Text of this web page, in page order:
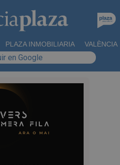
PLAZA INMOBILIARIA VALÈNCIA
en Google